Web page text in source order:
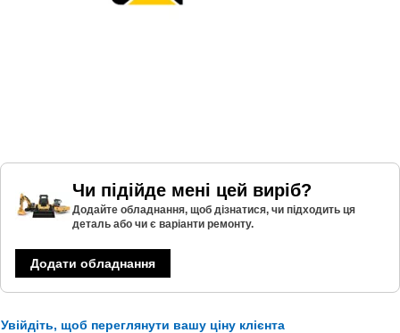
Чи підійде мені цей виріб?
Додайте обладнання, щоб дізнатися, чи підходить ця
деталь або чи є варіанти ремонту.
Додати обладнання
Увійдіть, щоб переглянути вашу ціну клієнта